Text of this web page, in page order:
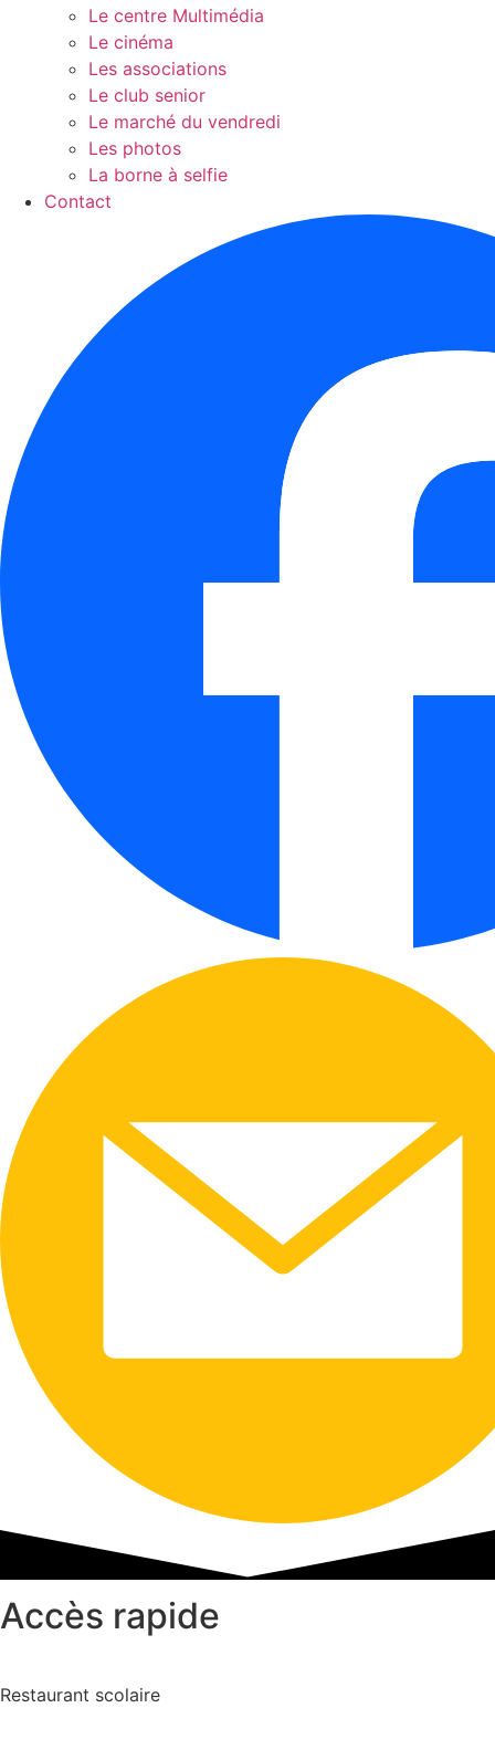
Le centre Multimédia
Le cinéma
Les associations
Le club senior
Le marché du vendredi
Les photos
La borne à selfie
Contact
Accès rapide
Restaurant scolaire